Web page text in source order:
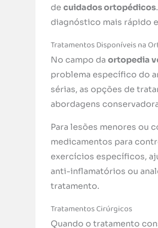
de cuidados ortopédicos
diagnóstico mais rápido
Tratamentos Disponíveis na
No campo da ortopedia
problema específico do
sérias, as opções de
abordagens
Para lesões menores ou
medicamentos para
exercícios específicos,
anti-inflamatórios ou
tratamento.
Tratamentos Cirúrgicos
Quando o tratamento